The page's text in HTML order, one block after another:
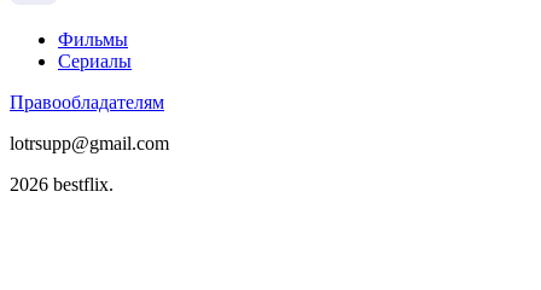
Фильмы
Сериалы
Правообладателям
lotrsupp@gmail.com
2026 bestflix.